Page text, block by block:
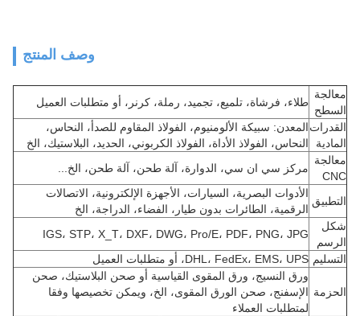
وصف المنتج
معالجة
السطح
طلاء، فرشاة، تلميع، تجميد، رملة، كرنر، أو متطلبات العميل
القدرات
المادية
المعدن: سبيكة الألومنيوم، الفولاذ المقاوم للصدأ، النحاس،
النحاس، الفولاذ الأداة، الفولاذ الكربوني، الحديد، البلاستيك، الخ
معالجة
CNC
مركز سي ان سي، الدوارة، آلة طحن، آلة طحن، الخ...
التطبيق
الأدوات البصرية، السيارات، الأجهزة الإلكترونية، الاتصالات
الرقمية، الطائرات بدون طيار، الفضاء، الدراجة، الخ
شكل
الرسم
IGS، STP، X_T، DXF، DWG، Pro/E، PDF، PNG، JPG
التسليم
DHL، FedEx، EMS، UPS، أو متطلبات العميل
الحزمة
ورق النسيج، ورق المقوى القياسية أو صحن البلاستيك، صحن
الإسفنج، صحن الورق المقوى، الخ، ويمكن تخصيصها وفقا
لمتطلبات العملاء